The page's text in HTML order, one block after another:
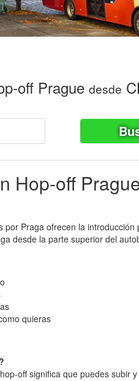
off Prague desde
Hop-off
por Praga ofrecen la
desde la parte superior del
quieras
off significa que puedes